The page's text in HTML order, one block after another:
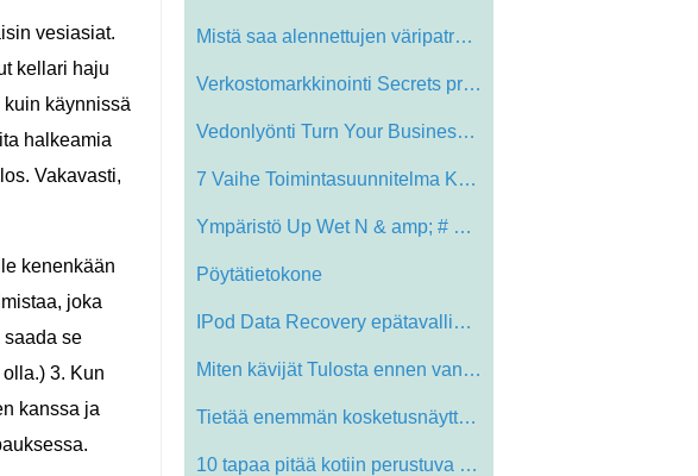
vesiasiat.
kellari haju
käynnissä
halkeamia
Vakavasti,
kenenkään
joka
saada se
3. Kun
kanssa ja
Mistä saa alennettujen väripatruunat V…
Verkostomarkkinointi Secrets prepaid oik…
Vedonlyönti Turn Your Business Jopa Ele…
7 Vaihe Toimintasuunnitelma Kehittää S…
Ympäristö Up Wet N & amp; # 039; Innoi…
Pöytätietokone
IPod Data Recovery epätavallinen Circum…
Miten kävijät Tulosta ennen vanhaan Ai…
Tietää enemmän kosketusnäyttö Kiosk…
10 tapaa pitää kotiin perustuva liiket…